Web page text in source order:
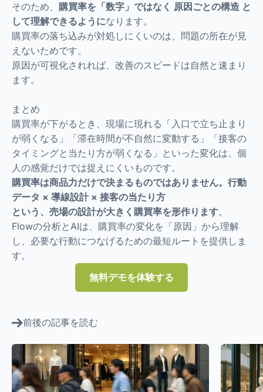
そのため、 購買率を「数字」ではなく 原因ごとの構造 と
して理解できるようになります。
購買率の落ち込みが対処しにくいのは、問題の所在が見
えないためです。
原因が可視化されれば、改善のスピードは自然と速まり
ます。
まとめ
購買率が下がるとき、現場に現れる「入口で立ち止まり
が弱くなる」「滞在時間が不自然に変動する」「接客の
タイミングと当たり方が弱くなる」といった変化は、個
人の感覚だけでは捉えにくいものです。
購買率は商品力だけで決まるものではありません。行動
データ × 導線設計 × 接客の当たり方
という、売場の設計が大きく購買率を形作ります。
Flowの分析とAIは、購買率の変化を「原因」から理解
し、必要な行動につなげるための最短ルートを提供しま
す。
無料デモを体験する
前後の記事を読む